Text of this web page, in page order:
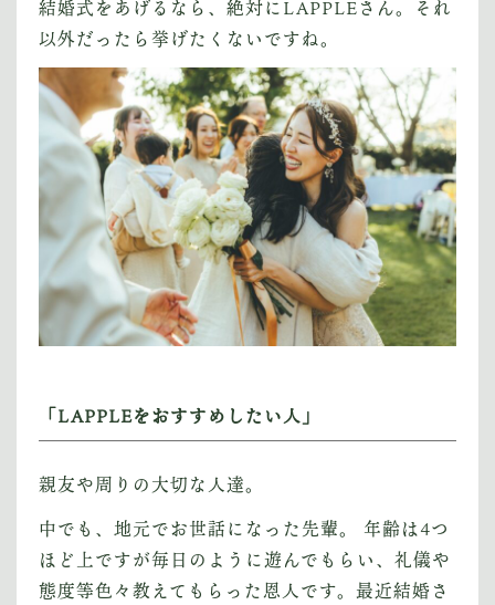
結婚式をあげるなら、絶対にLAPPLEさん。それ
以外だったら挙げたくないですね。
「LAPPLEをおすすめしたい人」
親友や周りの大切な人達。
中でも、地元でお世話になった先輩。 年齢は4つ
ほど上ですが毎日のように遊んでもらい、礼儀や
態度等色々教えてもらった恩人です。最近結婚さ